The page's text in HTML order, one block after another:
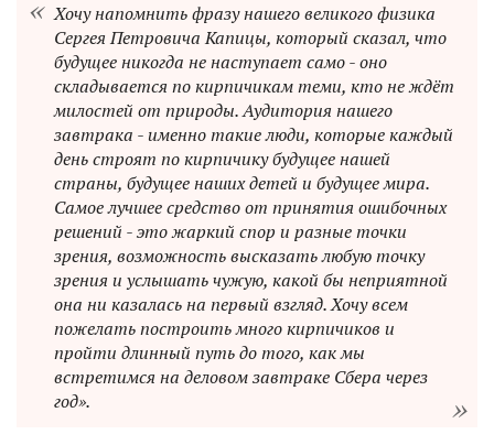
Хочу напомнить фразу нашего великого физика
Сергея Петровича Капицы, который сказал, что
будущее никогда не наступает само - оно
складывается по кирпичикам теми, кто не ждёт
милостей от природы. Аудитория нашего
завтрака - именно такие люди, которые каждый
день строят по кирпичику будущее нашей
страны, будущее наших детей и будущее мира.
Самое лучшее средство от принятия ошибочных
решений - это жаркий спор и разные точки
зрения, возможность высказать любую точку
зрения и услышать чужую, какой бы неприятной
она ни казалась на первый взгляд. Хочу всем
пожелать построить много кирпичиков и
пройти длинный путь до того, как мы
встретимся на деловом завтраке Сбера через
год».